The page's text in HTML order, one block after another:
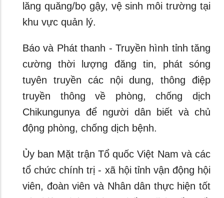
lăng quăng/bọ gậy, vệ sinh môi trường tại
khu vực quản lý.
Báo và Phát thanh - Truyền hình tỉnh tăng
cường thời lượng đăng tin, phát sóng
tuyên truyền các nội dung, thông điệp
truyền thông về phòng, chống dịch
Chikungunya để người dân biết và chủ
động phòng, chống dịch bệnh.
Ủy ban Mặt trận Tổ quốc Việt Nam và các
tổ chức chính trị - xã hội tỉnh vận động hội
viên, đoàn viên và Nhân dân thực hiện tốt